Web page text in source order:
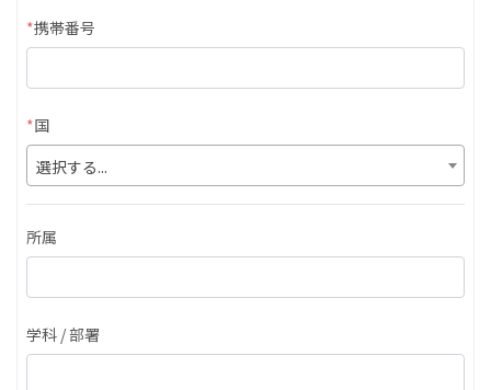
*携帯番号
*国
選択する...
所属
学科 / 部署